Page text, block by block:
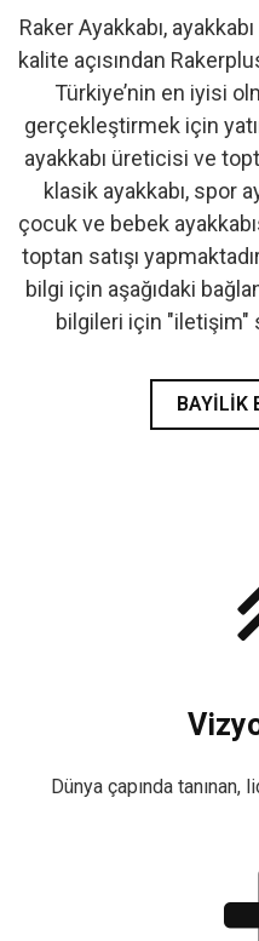
- İlk Adım & Bebek
- Babetler
Raker Ayakkabı,
kalite açısından
Türkiye’nin en iyisi
gerçekleştirmek için
ayakkabı üreticisi ve
klasik ayakkabı, spor
çocuk ve bebek
toptan satışı
bilgi için aşağıdaki
bilgileri için "iletişim"
BAYILIK
Dünya çapında tanınan,